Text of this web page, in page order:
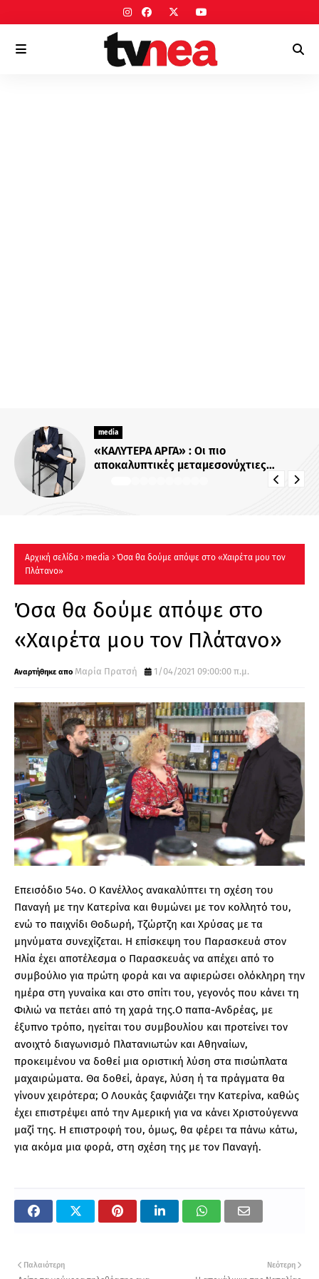
media
Για Σένα»: Γνωρίστε την οικογένεια
Ηλιάδη – Εκεί όπου οι πιο δυνατοί
δεσμοί δοκιμάζονται περισσότερο !
Αρχική σελίδα media
Όσα θα δούμε απόψε στο «Χαιρέτα μου τον
Πλάτανο»
Όσα θα δούμε απόψε στο
«Χαιρέτα μου τον Πλάτανο»
Μαρία Πρατσή 1/04/2021 09:00:00 π.μ.
Eπεισόδιο 54ο. Ο Κανέλλος ανακαλύπτει τη σχέση του
Παναγή με την Κατερίνα και θυμώνει με τον κολλητό του,
ενώ το παιχνίδι Θοδωρή, Τζώρτζη και Χρύσας με τα
μηνύματα συνεχίζεται. Η επίσκεψη του Παρασκευά στον
Ηλία έχει αποτέλεσμα ο Παρασκευάς να απέχει από το
συμβούλιο για πρώτη φορά και να αφιερώσει ολόκληρη την
ημέρα στη γυναίκα και στο σπίτι του, γεγονός που κάνει τη
Φιλιώ να πετάει από τη χαρά της.Ο παπα-Ανδρέας, με
έξυπνο τρόπο, ηγείται του συμβουλίου και προτείνει τον
ανοιχτό διαγωνισμό Πλατανιωτών και Αθηναίων,
προκειμένου να δοθεί μια οριστική λύση στα πισώπλατα
μαχαιρώματα. Θα δοθεί, άραγε, λύση ή τα πράγματα θα
γίνουν χειρότερα; Ο Λουκάς ξαφνιάζει την Κατερίνα, καθώς
έχει επιστρέψει από την Αμερική για να κάνει Χριστούγεννα
μαζί της. Η επιστροφή του, όμως, θα φέρει τα πάνω κάτω,
για ακόμα μια φορά, στη σχέση της με τον Παναγή.
Νεότερη
Παλαιότερη